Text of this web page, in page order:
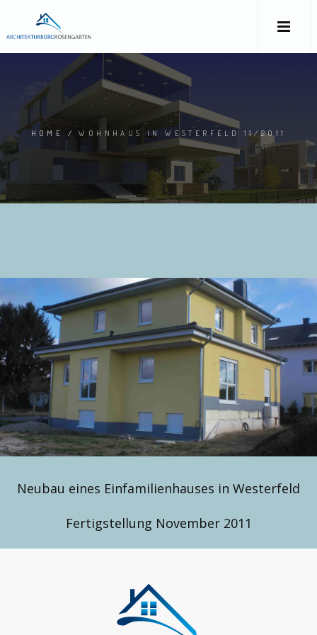
HOME /WOHNHAUS IN WESTERFELD 11/2011
Neubau eines Einfamilienhauses in Westerfeld
Fertigstellung November 2011